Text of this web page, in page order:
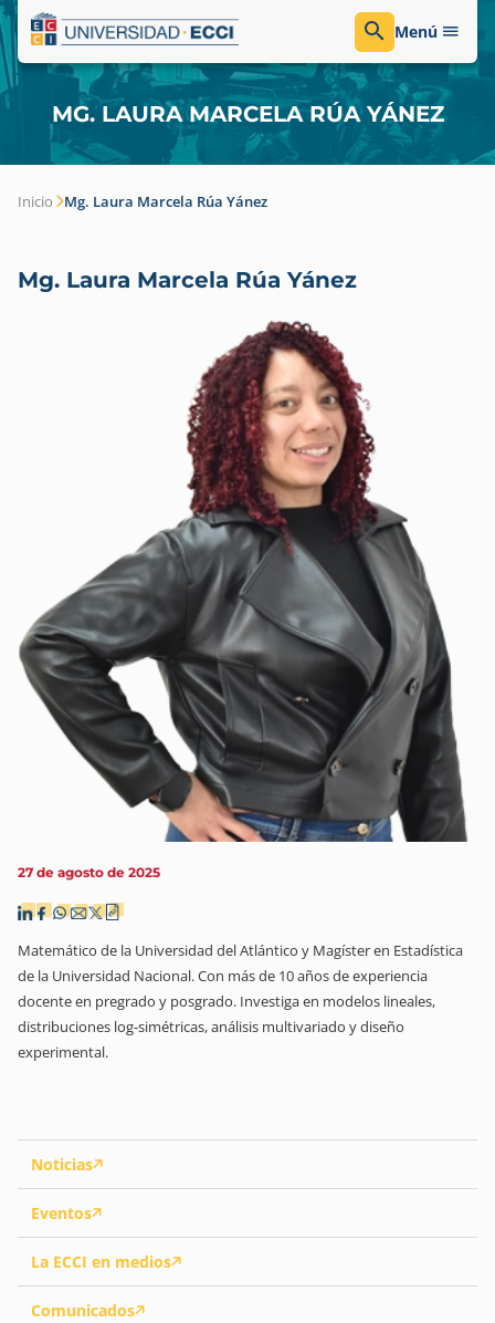
Menú
MG. LAURA MARCELA RÚA YÁNEZ
Inicio Mg. Laura Marcela Rúa Yánez
Noticias
Eventos
La ECCI en medios
Comunicados
Mg. Laura Marcela Rúa Yánez
27 de agosto de 2025
Matemático de la Universidad del Atlántico y Magíster en Estadística
de la Universidad Nacional. Con más de 10 años de experiencia
docente en pregrado y posgrado. Investiga en modelos lineales,
distribuciones log-simétricas, análisis multivariado y diseño
experimental.